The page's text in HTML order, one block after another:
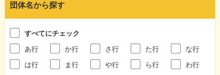
団体名から探す
すべてにチェック
あ行
か行 さ行 た行
な行
は行
ま行 や行 ら行 わ行